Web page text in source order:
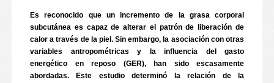
Es reconocido que un incremento de la grasa corporal
subcutánea es capaz de alterar el patrón de liberación de
calor a través de la piel. Sin embargo, la asociación con otras
variables antropométricas y la influencia del gasto
energético en reposo (GER), han sido escasamente
abordadas. Este estudio determinó la relación de la